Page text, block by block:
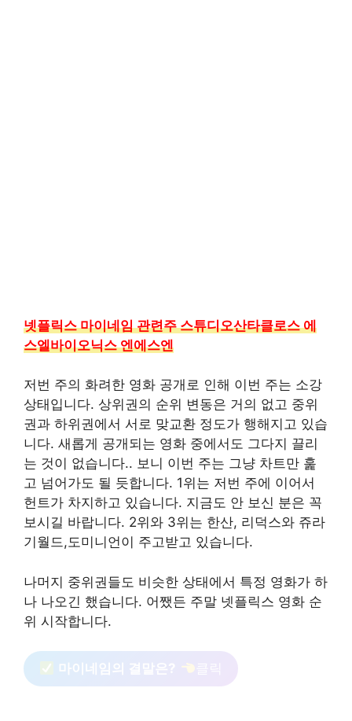
넷플릭스 마이네임 관련주 스튜디오산타클로스 에
스엘바이오닉스 엔에스엔
저번 주의 화려한 영화 공개로 인해 이번 주는 소강
상태입니다. 상위권의 순위 변동은 거의 없고 중위
권과 하위권에서 서로 맞교환 정도가 행해지고 있습
니다. 새롭게 공개되는 영화 중에서도 그다지 끌리
는 것이 없습니다.. 보니 이번 주는 그냥 차트만 훑
고 넘어가도 될 듯합니다. 1위는 저번 주에 이어서
헌트가 차지하고 있습니다. 지금도 안 보신 분은 꼭
보시길 바랍니다. 2위와 3위는 한산, 리덕스와 쥬라
기월드,도미니언이 주고받고 있습니다.
나머지 중위권들도 비슷한 상태에서 특정 영화가 하
나 나오긴 했습니다. 어쨌든 주말 넷플릭스 영화 순
위 시작합니다.
마이네임의 결말은?